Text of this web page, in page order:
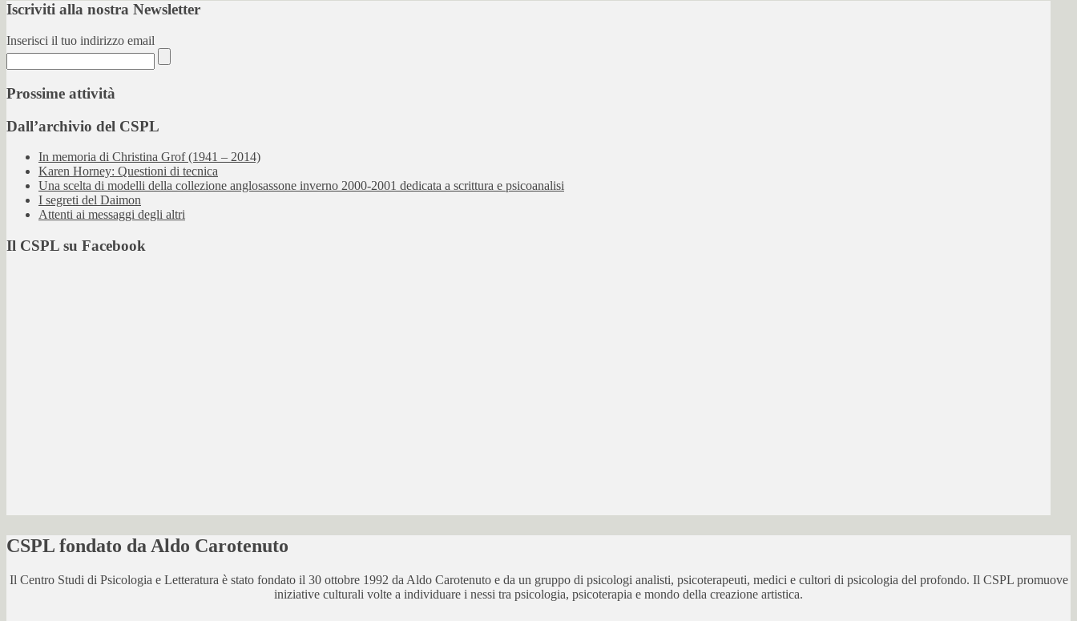
Iscriviti alla nostra Newsletter
Inserisci il tuo indirizzo email
Prossime attività
Dall’archivio del CSPL
In memoria di Christina Grof (1941 – 2014)
Karen Horney: Questioni di tecnica
Una scelta di modelli della collezione anglosassone inverno 2000-2001 dedicata a scrittura e psicoanalisi
I segreti del Daimon
Attenti ai messaggi degli altri
Il CSPL su Facebook
CSPL fondato da Aldo Carotenuto
Il Centro Studi di Psicologia e Letteratura è stato fondato il 30 ottobre 1992 da Aldo Carotenuto e da un gruppo di psicologi analisti, psicoterapeuti, medici e cultori di psicologia del profondo. Il CSPL promuove
iniziative culturali volte a individuare i nessi tra psicologia, psicoterapia e mondo della creazione artistica.